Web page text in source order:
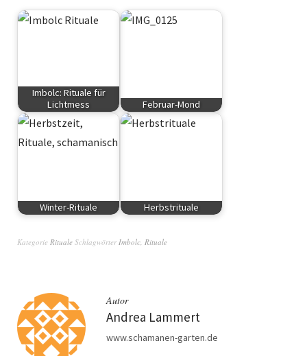
Imbolc: Rituale für
Lichtmess
Schamanismus
Februar-Mond
Monatsenergie
Winter-Rituale Herbstrituale
Kategorie Rituale SchlagwörterImbolc, Rituale
Autor
Andrea Lammert
www.schamanen-garten.de